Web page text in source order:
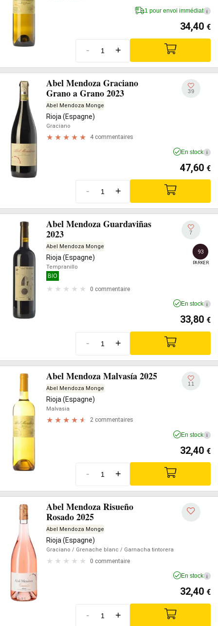
1 pour envoi immédiat i
34,40 €
- +
Abel Mendoza Graciano
Grano a Grano 2023
Abel Mendoza Monge
Rioja (Espagne)
Graciano
4 commentaires
39
En stock i
47,60 €
- +
Abel Mendoza Guardaviñas
2023
Abel Mendoza Monge
Rioja (Espagne)
Tempranillo
BIO
0 commentaire
7
93
PARKER
En stock i
33,80 €
- +
Abel Mendoza Malvasía 2025
Abel Mendoza Monge
Rioja (Espagne)
Malvasia
2 commentaires
11
En stock i
32,40 €
- +
Abel Mendoza Risueño
Rosado 2025
Abel Mendoza Monge
Rioja (Espagne)
Graciano / Grenache blanc / Garnacha tintorera
0 commentaire
En stock i
32,40 €
- +